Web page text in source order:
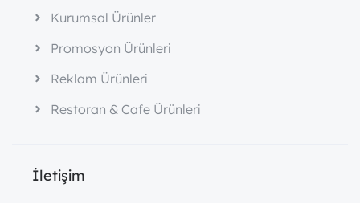
Kurumsal Ürünler
Promosyon Ürünleri
Reklam Ürünleri
Restoran & Cafe Ürünleri
İletişim